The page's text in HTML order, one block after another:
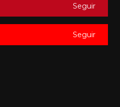
Seguir
Seguir